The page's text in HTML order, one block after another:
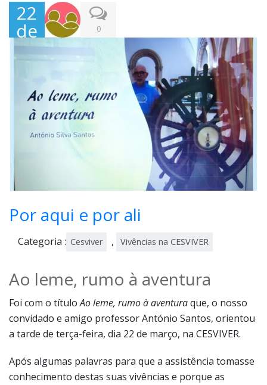
22
de
Mar
ço,
202
2
0
Por aqui e por ali
Categoria : Cesviver , Vivências na CESVIVER
Ao leme, rumo à aventura
Foi com o títuloAo leme, rumo à aventuraque, o nosso
convidado e amigo professor António Santos, orientou
a tarde de terça-feira, dia 22 de março, na CESVIVER.
Após algumas palavras para que a assistência tomasse
conhecimento destas suas vivências e porque as